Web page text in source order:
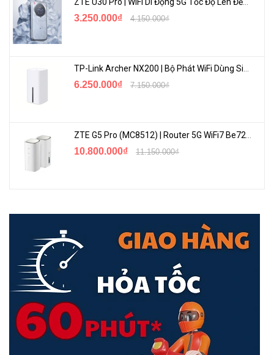
Linh Hoạt với PoE+:Với 12 cổng PoE+, switch này là lựa chọn tuyệt
vời cho doanh nghiệp cần cung cấp nguồn điện và kết nối dữ liệu
Khả Năng Mở Rộng:24 cổng Gigabit Ethernet và cổng SFP uplink
cung cấp khả năng mở rộng cho hệ thống mạng khi doanh nghiệp
Độ Tin Cậy Aruba:Là một phần của gia đình Aruba, được biết đến
với độ tin cậy, switch này đảm bảo một giải pháp mạng đáng tin
cậy và ổn định cho doanh nghiệp.
Thông Số Kỹ Thuật:
ZTE U30 Pro | WiFi Di Động 5G Tốc Độ Lên Đến 500Mbps, Màn Hình Cảm Ứng
3.250.000₫ 4.150.000₫
6.250.000₫ 7.150.000₫
10.800.000₫ 11.150.000₫